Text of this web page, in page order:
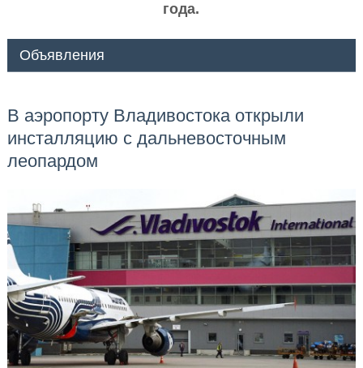
года.
Объявления
В аэропорту Владивостока открыли
инсталляцию с дальневосточным
леопардом